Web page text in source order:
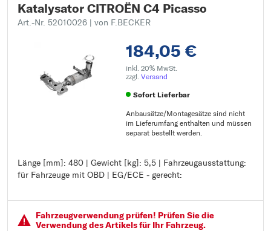
Katalysator CITROËN C4 Picasso
Art.-Nr. 52010026 | von F.BECKER
184,05 €
inkl. 20% MwSt.
zzgl. Versand
Sofort Lieferbar
Anbausätze/Montagesätze sind nicht
im Lieferumfang enthalten und müssen
separat bestellt werden.
Länge [mm]: 480 | Gewicht [kg]: 5,5 | Fahrzeugausstattung:
für Fahrzeuge mit OBD | EG/ECE - gerecht:
Länge [mm]: 480
Gewicht [kg]: 5,5
EG/ECE - gerecht:
Fahrzeugver­wendung prüfen! Prüfen Sie die
Verwendung des Artikels für Ihr Fahrzeug.